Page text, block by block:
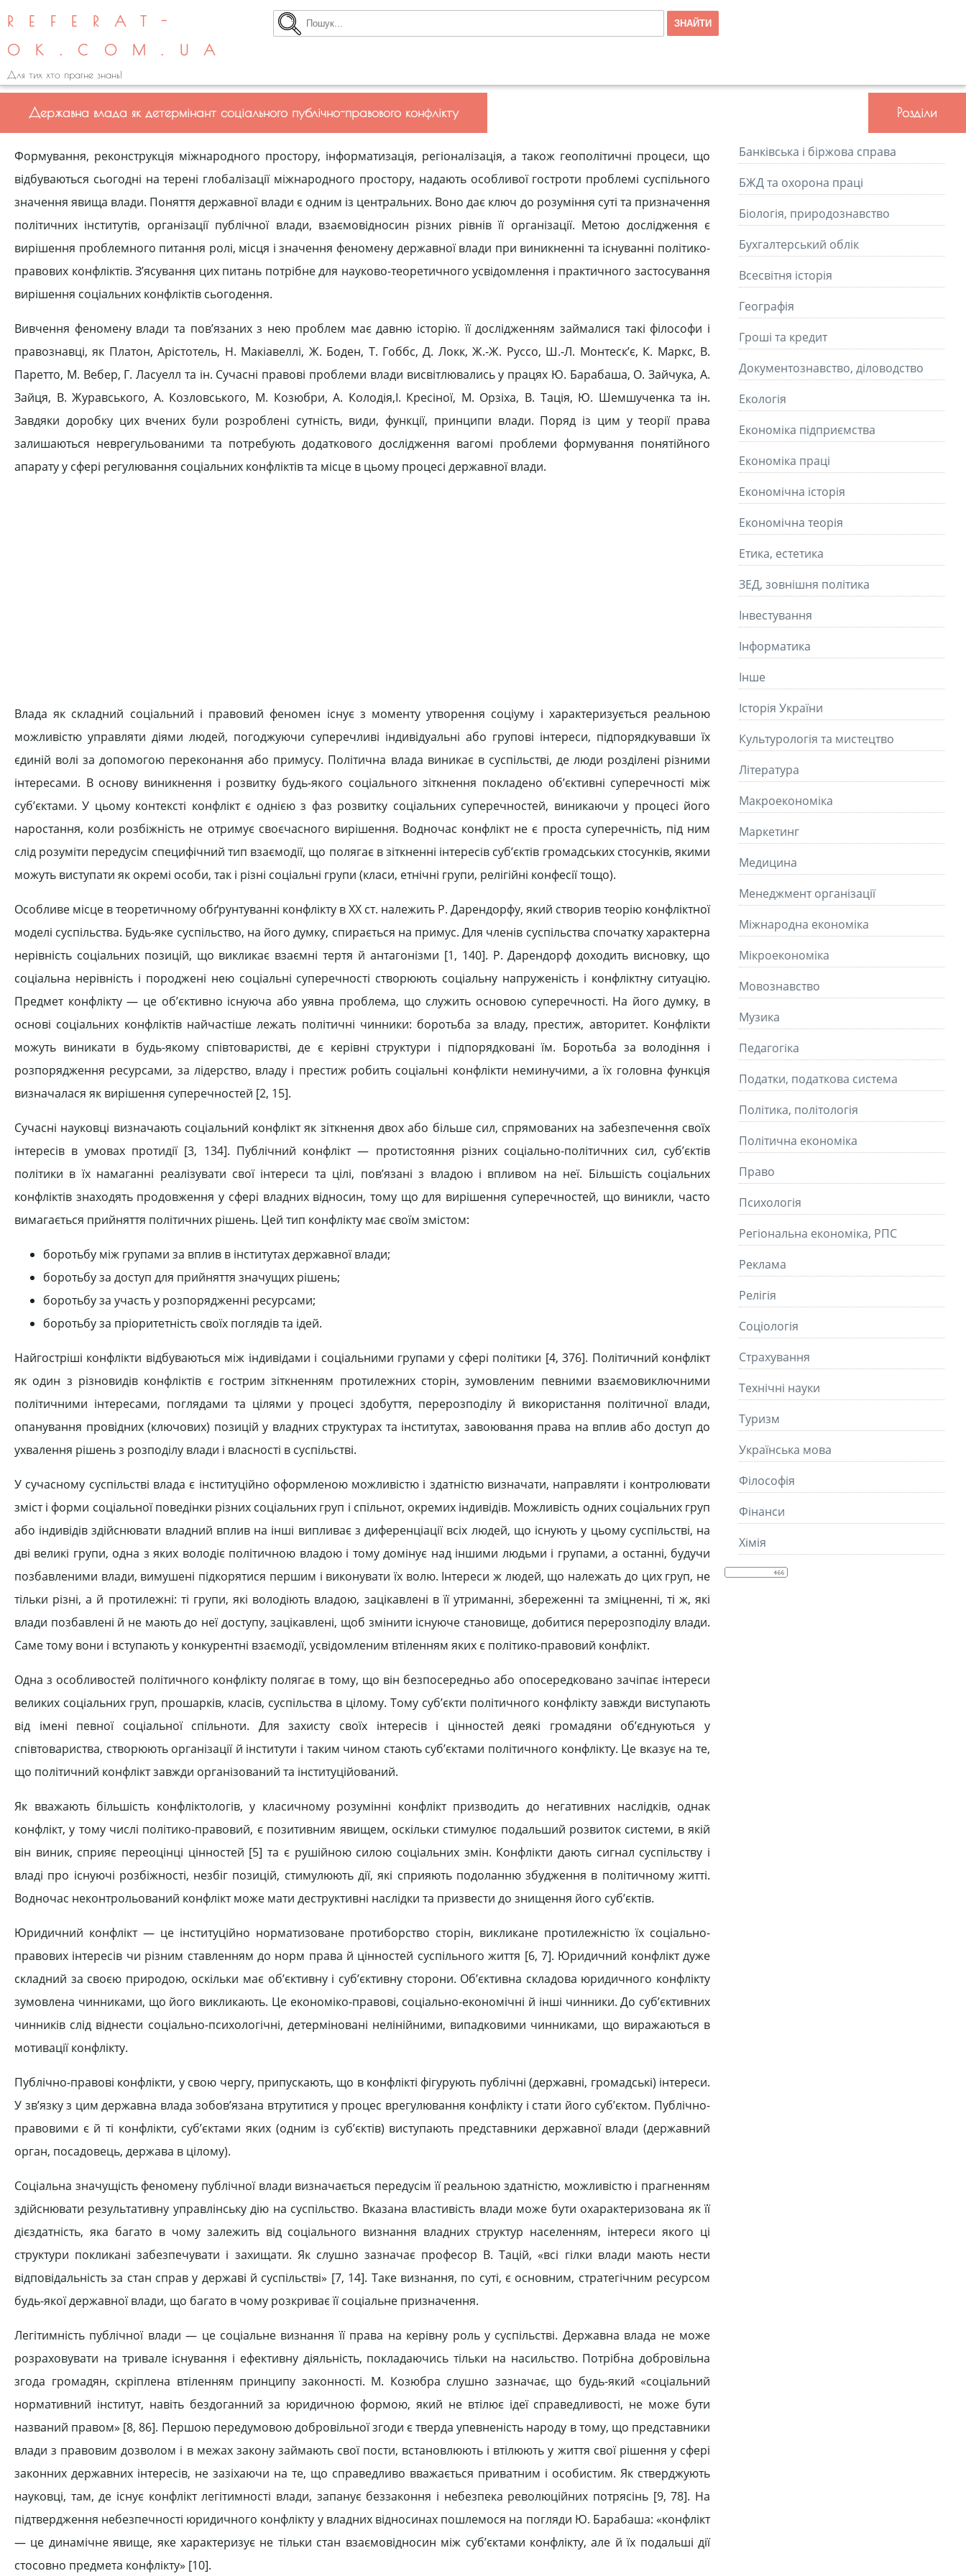
REFERAT-
OK.COM.UA
Для тих хто прагне знань!
Державна влада як детермінант соціального публічно-правового конфлікту
Формування, реконструкція міжнародного простору, інформатизація, регіоналізація, а також геополітичні процеси, що
відбуваються сьогодні на терені глобалізації міжнародного простору, надають особливої гостроти проблемі суспільного
значення явища влади. Поняття державної влади є одним із центральних. Воно дає ключ до розуміння суті та призначення
політичних інститутів, організації публічної влади, взаємовідносин різних рівнів її організації. Метою дослідження є
вирішення проблемного питання ролі, місця і значення феномену державної влади при виникненні та існуванні політико-
правових конфліктів. З’ясування цих питань потрібне для науково-теоретичного усвідомлення і практичного застосування
вирішення соціальних конфліктів сьогодення.
Вивчення феномену влади та пов’язаних з нею проблем має давню історію. її дослідженням займалися такі філософи і
правознавці, як Платон, Арістотель, Н. Макіавеллі, Ж. Боден, Т. Гоббс, Д. Локк, Ж.-Ж. Руссо, Ш.-Л. Монтеск’є, К. Маркс, В.
Паретто, М. Вебер, Г. Ласуелл та ін. Сучасні правові проблеми влади висвітлювались у працях Ю. Барабаша, О. Зайчука, А.
Зайця, В. Журавського, А. Козловського, М. Козюбри, А. Колодія,І. Кресіної, М. Орзіха, В. Тація, Ю. Шемшученка та ін.
Завдяки доробку цих вчених були розроблені сутність, види, функції, принципи влади. Поряд із цим у теорії права
залишаються неврегульованими та потребують додаткового дослідження вагомі проблеми формування понятійного
апарату у сфері регулювання соціальних конфліктів та місце в цьому процесі державної влади.
Влада як складний соціальний і правовий феномен існує з моменту утворення соціуму і характеризується реальною
можливістю управляти діями людей, погоджуючи суперечливі індивідуальні або групові інтереси, підпорядкувавши їх
єдиній волі за допомогою переконання або примусу. Політична влада виникає в суспільстві, де люди розділені різними
інтересами. В основу виникнення і розвитку будь-якого соціального зіткнення покладено об’єктивні суперечності між
суб’єктами. У цьому контексті конфлікт є однією з фаз розвитку соціальних суперечностей, виникаючи у процесі його
наростання, коли розбіжність не отримує своєчасного вирішення. Водночас конфлікт не є проста суперечність, під ним
слід розуміти передусім специфічний тип взаємодії, що полягає в зіткненні інтересів суб’єктів громадських стосунків, якими
можуть виступати як окремі особи, так і різні соціальні групи (класи, етнічні групи, релігійні конфесії тощо).
Особливе місце в теоретичному обґрунтуванні конфлікту в XX ст. належить Р. Дарендорфу, який створив теорію конфліктної
моделі суспільства. Будь-яке суспільство, на його думку, спирається на примус. Для членів суспільства спочатку характерна
нерівність соціальних позицій, що викликає взаємні тертя й антагонізми [1, 140]. Р. Дарендорф доходить висновку, що
соціальна нерівність і породжені нею соціальні суперечності створюють соціальну напруженість і конфліктну ситуацію.
Предмет конфлікту — це об’єктивно існуюча або уявна проблема, що служить основою суперечності. На його думку, в
основі соціальних конфліктів найчастіше лежать політичні чинники: боротьба за владу, престиж, авторитет. Конфлікти
можуть виникати в будь-якому співтоваристві, де є керівні структури і підпорядковані їм. Боротьба за володіння і
розпорядження ресурсами, за лідерство, владу і престиж робить соціальні конфлікти неминучими, а їх головна функція
визначалася як вирішення суперечностей [2, 15].
Сучасні науковці визначають соціальний конфлікт як зіткнення двох або більше сил, спрямованих на забезпечення своїх
інтересів в умовах протидії [3, 134]. Публічний конфлікт — протистояння різних соціально-політичних сил, суб’єктів
політики в їх намаганні реалізувати свої інтереси та цілі, пов’язані з владою і впливом на неї. Більшість соціальних
конфліктів знаходять продовження у сфері владних відносин, тому що для вирішення суперечностей, що виникли, часто
вимагається прийняття політичних рішень. Цей тип конфлікту має своїм змістом:
боротьбу між групами за вплив в інститутах державної влади;
боротьбу за доступ для прийняття значущих рішень;
боротьбу за участь у розпорядженні ресурсами;
боротьбу за пріоритетність своїх поглядів та ідей.
Найгостріші конфлікти відбуваються між індивідами і соціальними групами у сфері політики [4, 376]. Політичний конфлікт
як один з різновидів конфліктів є гострим зіткненням протилежних сторін, зумовленим певними взаємовиключними
політичними інтересами, поглядами та цілями у процесі здобуття, перерозподілу й використання політичної влади,
опанування провідних (ключових) позицій у владних структурах та інститутах, завоювання права на вплив або доступ до
ухвалення рішень з розподілу влади і власності в суспільстві.
У сучасному суспільстві влада є інституційно оформленою можливістю і здатністю визначати, направляти і контролювати
зміст і форми соціальної поведінки різних соціальних груп і спільнот, окремих індивідів. Можливість одних соціальних груп
або індивідів здійснювати владний вплив на інші випливає з диференціації всіх людей, що існують у цьому суспільстві, на
дві великі групи, одна з яких володіє політичною владою і тому домінує над іншими людьми і групами, а останні, будучи
позбавленими влади, вимушені підкорятися першим і виконувати їх волю. Інтереси ж людей, що належать до цих груп, не
тільки різні, а й протилежні: ті групи, які володіють владою, зацікавлені в її утриманні, збереженні та зміцненні, ті ж, які
влади позбавлені й не мають до неї доступу, зацікавлені, щоб змінити існуюче становище, добитися перерозподілу влади.
Саме тому вони і вступають у конкурентні взаємодії, усвідомленим втіленням яких є політико-правовий конфлікт.
Одна з особливостей політичного конфлікту полягає в тому, що він безпосередньо або опосередковано зачіпає інтереси
великих соціальних груп, прошарків, класів, суспільства в цілому. Тому суб’єкти політичного конфлікту завжди виступають
від імені певної соціальної спільноти. Для захисту своїх інтересів і цінностей деякі громадяни об’єднуються у
співтовариства, створюють організації й інститути і таким чином стають суб’єктами політичного конфлікту. Це вказує на те,
що політичний конфлікт завжди організований та інституційований.
Як вважають більшість конфліктологів, у класичному розумінні конфлікт призводить до негативних наслідків, однак
конфлікт, у тому числі політико-правовий, є позитивним явищем, оскільки стимулює подальший розвиток системи, в якій
він виник, сприяє переоцінці цінностей [5] та є рушійною силою соціальних змін. Конфлікти дають сигнал суспільству і
владі про існуючі розбіжності, незбіг позицій, стимулюють дії, які сприяють подоланню збудження в політичному житті.
Водночас неконтрольований конфлікт може мати деструктивні наслідки та призвести до знищення його суб’єктів.
Юридичний конфлікт — це інституційно норматизоване протиборство сторін, викликане протилежністю їх соціально-
правових інтересів чи різним ставленням до норм права й цінностей суспільного життя [6, 7]. Юридичний конфлікт дуже
складний за своєю природою, оскільки має об’єктивну і суб’єктивну сторони. Об’єктивна складова юридичного конфлікту
зумовлена чинниками, що його викликають. Це економіко-правові, соціально-економічні й інші чинники. До суб’єктивних
чинників слід віднести соціально-психологічні, детерміновані нелінійними, випадковими чинниками, що виражаються в
мотивації конфлікту.
Публічно-правові конфлікти, у свою чергу, припускають, що в конфлікті фігурують публічні (державні, громадські) інтереси.
У зв’язку з цим державна влада зобов’язана втрутитися у процес врегулювання конфлікту і стати його суб’єктом. Публічно-
правовими є й ті конфлікти, суб’єктами яких (одним із суб’єктів) виступають представники державної влади (державний
орган, посадовець, держава в цілому).
Соціальна значущість феномену публічної влади визначається передусім її реальною здатністю, можливістю і прагненням
здійснювати результативну управлінську дію на суспільство. Вказана властивість влади може бути охарактеризована як її
дієздатність, яка багато в чому залежить від соціального визнання владних структур населенням, інтереси якого ці
структури покликані забезпечувати і захищати. Як слушно зазначає професор В. Тацій, «всі гілки влади мають нести
відповідальність за стан справ у державі й суспільстві» [7, 14]. Таке визнання, по суті, є основним, стратегічним ресурсом
будь-якої державної влади, що багато в чому розкриває її соціальне призначення.
Легітимність публічної влади — це соціальне визнання її права на керівну роль у суспільстві. Державна влада не може
розраховувати на тривале існування і ефективну діяльність, покладаючись тільки на насильство. Потрібна добровільна
згода громадян, скріплена втіленням принципу законності. М. Козюбра слушно зазначає, що будь-який «соціальний
нормативний інститут, навіть бездоганний за юридичною формою, який не втілює ідеї справедливості, не може бути
названий правом» [8, 86]. Першою передумовою добровільної згоди є тверда упевненість народу в тому, що представники
влади з правовим дозволом і в межах закону займають свої пости, встановлюють і втілюють у життя свої рішення у сфері
законних державних інтересів, не зазіхаючи на те, що справедливо вважається приватним і особистим. Як стверджують
науковці, там, де існує конфлікт легітимності влади, запанує беззаконня і небезпека революційних потрясінь [9, 78]. На
підтвердження небезпечності юридичного конфлікту у владних відносинах пошлемося на погляди Ю. Барабаша: «конфлікт
— це динамічне явище, яке характеризує не тільки стан взаємовідносин між суб’єктами конфлікту, але й їх подальші дії
стосовно предмета конфлікту» [10].
Розділи
Банківська і біржова справа
БЖД та охорона праці
Біологія, природознавство
Бухгалтерський облік
Всесвітня історія
Географія
Гроші та кредит
Документознавство, діловодство
Екологія
Економіка підприємства
Економіка праці
Економічна історія
Економічна теорія
Етика, естетика
ЗЕД, зовнішня політика
Інвестування
Інформатика
Інше
Історія України
Культурологія та мистецтво
Літературa
Макроекономіка
Маркетинг
Медицина
Менеджмент організації
Міжнародна економіка
Мікроекономіка
Мовознавство
Музика
Педагогіка
Податки, податкова система
Політика, політологія
Політична економіка
Право
Психологія
Регіональна економіка, РПС
Реклама
Релігія
Соціологія
Страхування
Технічні науки
Туризм
Українська мова
Філософія
Фінанси
Хімія